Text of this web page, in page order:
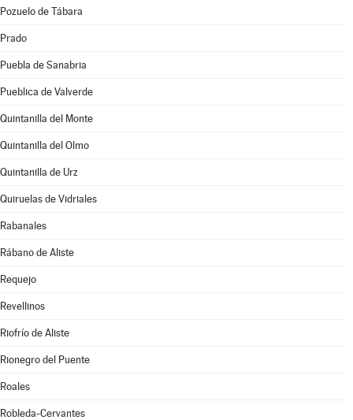
Pozuelo de Tábara
Prado
Puebla de Sanabria
Pueblica de Valverde
Quintanilla del Monte
Quintanilla del Olmo
Quintanilla de Urz
Quiruelas de Vidriales
Rabanales
Rábano de Aliste
Requejo
Revellinos
Riofrío de Aliste
Rionegro del Puente
Roales
Robleda-Cervantes